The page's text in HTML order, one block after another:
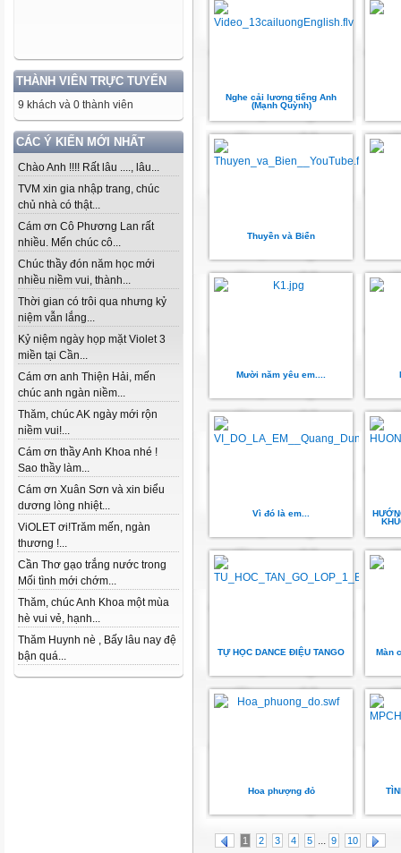
THÀNH VIÊN TRỰC TUYẾN
9 khách và 0 thành viên
CÁC Ý KIẾN MỚI NHẤT
Chào Anh !!!! Rất lâu ...., lâu...
TVM xin gia nhập trang, chúc
chủ nhà có thật...
Cám ơn Cô Phương Lan rất
nhiều. Mến chúc cô...
Chúc thầy đón năm học mới
nhiều niềm vui, thành...
Thời gian có trôi qua nhưng kỷ
niệm vẫn lắng...
Kỷ niệm ngày họp mặt Violet 3
miền tại Cần...
Cám ơn anh Thiện Hải, mến
chúc anh ngàn niềm...
Thăm, chúc AK ngày mới rộn
niềm vui!...
Cám ơn thầy Anh Khoa nhé !
Sao thầy làm...
Cám ơn Xuân Sơn và xin biểu
dương lòng nhiệt...
ViOLET ơi!Trăm mến, ngàn
thương !...
Cần Thơ gạo trắng nước trong
Mối tình mới chớm...
Thăm, chúc Anh Khoa một mùa
hè vui vẻ, hạnh...
Thăm Huynh nè , Bấy lâu nay đệ
bận quá...
Nghe cải lương tiếng Anh
(Mạnh Quỳnh)
Thuyền và Biển
Mười năm yêu em....
Vì đó là em...
TỰ HỌC DANCE ĐIỆU TANGO Màn
Hoa phượng đỏ
1 2 3 4 5 ... 9 10